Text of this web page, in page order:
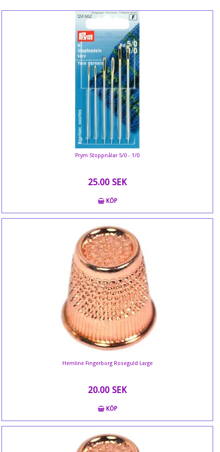
Prym Stoppnålar 5/0 - 1/0
25.00 SEK
KÖP
Hemline Fingerborg Roseguld Large
20.00 SEK
KÖP